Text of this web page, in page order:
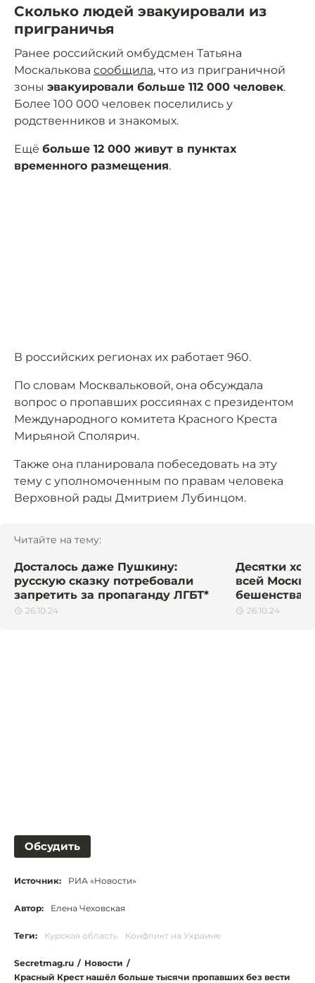
Сколько людей эвакуировали из
приграничья
Ранее российский омбудсмен Татьяна
Москалькова сообщила, что из приграничной
зоны эвакуировали больше 112 000 человек.
Более 100 000 человек поселились у
родственников и знакомых.
Ещё больше 12 000 живут в пунктах
временного размещения.
В российских регионах их работает 960.
По словам Москвальковой, она обсуждала
вопрос о пропавших россиянах с президентом
Международного комитета Красного Креста
Мирьяной Сполярич.
Также она планировала побеседовать на эту
тему с уполномоченным по правам человека
Верховной рады Дмитрием Лубинцом.
Читайте на тему:
Досталось даже Пушкину:
русскую сказку потребовали
запретить за пропаганду ЛГБТ*
26.10.24
Десятки
всей
бешенства.
26.10.24
Обсудить
Источник: РИА «Новости»
Автор: Елена Чеховская
Теги: Курская область Конфликт на Украине
Secretmag.ru / Новости /
Красный Крест нашёл больше тысячи пропавших без вести